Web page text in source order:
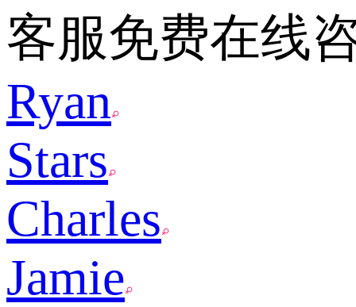
客服免费在线
Ryan
Stars
Charles
Jamie